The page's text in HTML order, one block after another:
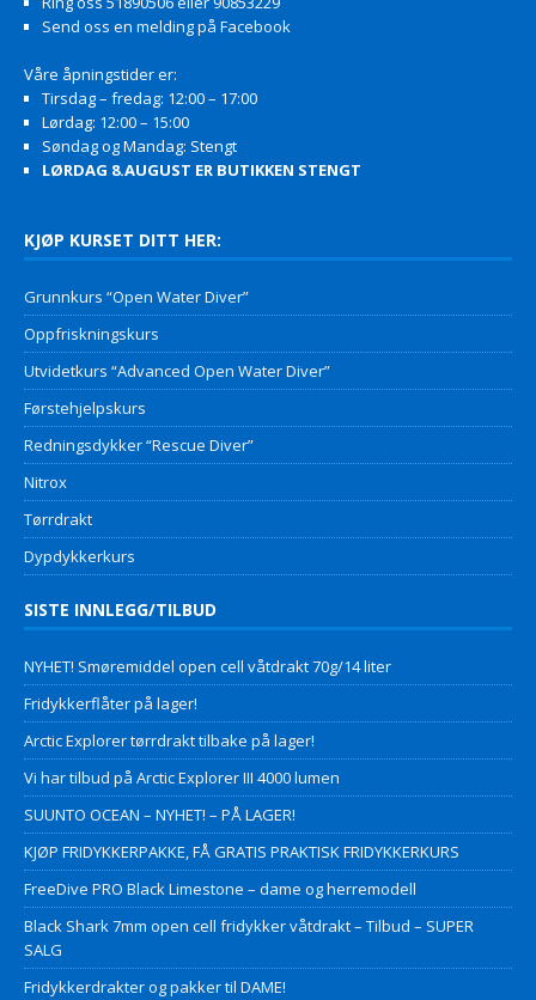
Send oss en melding på Facebook
Våre åpningstider er:
Tirsdag – fredag: 12:00 – 17:00
Lørdag: 12:00 – 15:00
Søndag og Mandag: Stengt
LØRDAG 8.AUGUST ER BUTIKKEN STENGT
KJØP KURSET DITT HER:
Grunnkurs “Open Water Diver”
Oppfriskningskurs
Utvidetkurs “Advanced Open Water Diver”
Førstehjelpskurs
Redningsdykker “Rescue Diver”
Nitrox
Tørrdrakt
Dypdykkerkurs
SISTE INNLEGG/TILBUD
NYHET! Smøremiddel open cell våtdrakt 70g/14 liter
Fridykkerflåter på lager!
Arctic Explorer tørrdrakt tilbake på lager!
Vi har tilbud på Arctic Explorer III 4000 lumen
SUUNTO OCEAN – NYHET! – PÅ LAGER!
KJØP FRIDYKKERPAKKE, FÅ GRATIS PRAKTISK FRIDYKKERKURS
FreeDive PRO Black Limestone – dame og herremodell
Black Shark 7mm open cell fridykker våtdrakt – Tilbud – SUPER
SALG
Fridykkerdrakter og pakker til DAME!